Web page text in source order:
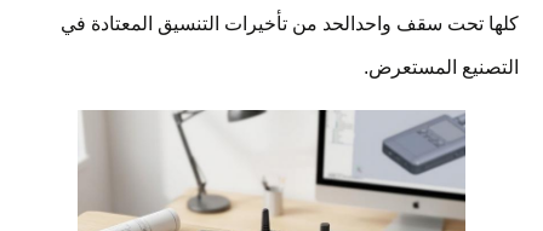
كلها تحت سقف واحدالحد من تأخيرات التنسيق المعتادة في
التصنيع المستعرض.